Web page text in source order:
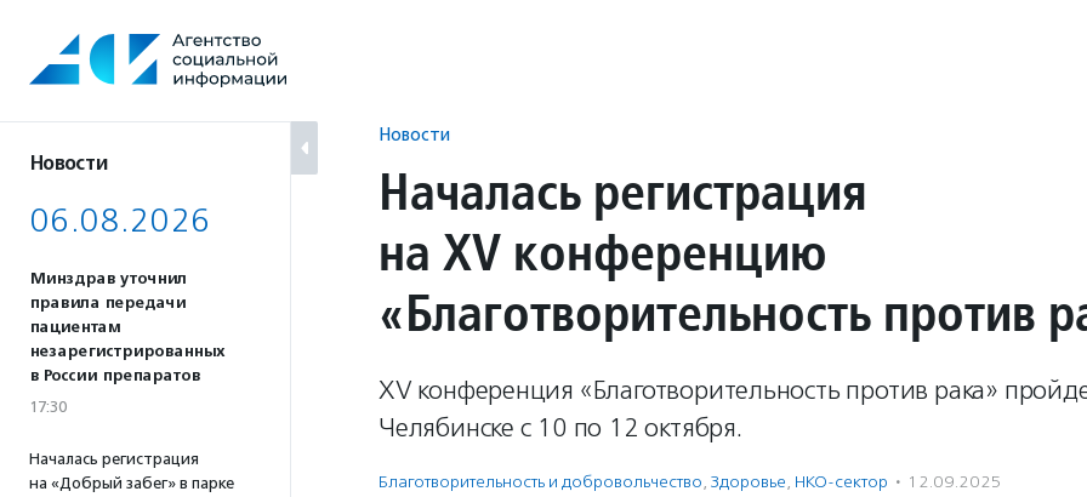
содержанию
Новости
06.08.2026
Минздрав уточнил
правила передачи
пациентам
незарегистрированных
в России препаратов
17:30
Началась регистрация
на «Добрый забег» в парке
Новости
Началась регистрация
на XV конференцию
«Благотворительность против
XV конференция «Благотворительность против рака»
Челябинске с 10 по 12 октября.
Благотвори­тель­ность и доброволь­чест­во, Здоровье, НКО-сектор · 12.09.2025